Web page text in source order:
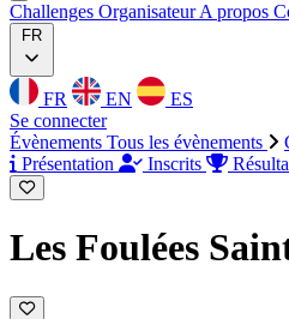
Challenges OrganisateurA propos
FR
FR EN
ES
Se connecter
Évènements Tous les évènements
Présentation
Inscrits
Les Foulées